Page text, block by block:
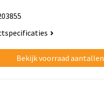
Bekijk voorraad aantallen